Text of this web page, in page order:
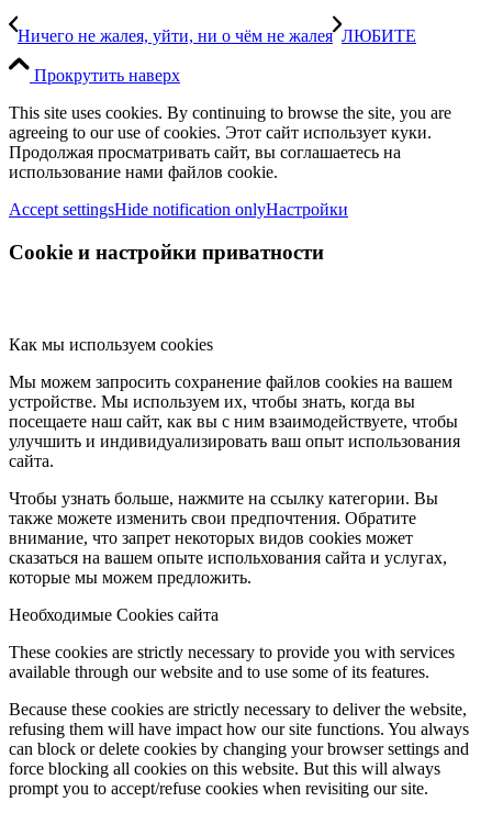
Ничего не жалея, уйти, ни о чём не жалея ЛЮБИТЕ
Прокрутить наверх
This site uses cookies. By continuing to browse the site, you are
agreeing to our use of cookies. Этот сайт использует куки.
Продолжая просматривать сайт, вы соглашаетесь на
использование нами файлов cookie.
Accept settingsHide notification onlyНастройки
Cookie и настройки приватности
Как мы используем cookies
Мы можем запросить сохранение файлов cookies на вашем
устройстве. Мы используем их, чтобы знать, когда вы
посещаете наш сайт, как вы с ним взаимодействуете, чтобы
улучшить и индивидуализировать ваш опыт использования
сайта.
Чтобы узнать больше, нажмите на ссылку категории. Вы
также можете изменить свои предпочтения. Обратите
внимание, что запрет некоторых видов cookies может
сказаться на вашем опыте испольхования сайта и услугах,
которые мы можем предложить.
Необходимые Cookies сайта
These cookies are strictly necessary to provide you with services
available through our website and to use some of its features.
Because these cookies are strictly necessary to deliver the website,
refusing them will have impact how our site functions. You always
can block or delete cookies by changing your browser settings and
force blocking all cookies on this website. But this will always
prompt you to accept/refuse cookies when revisiting our site.